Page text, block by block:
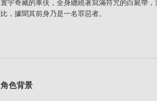
寰宇奇藏的車伕，全身纏繞著寫滿符咒的白屍帶
比，據聞其前身乃是一名罪惡者。
角色背景